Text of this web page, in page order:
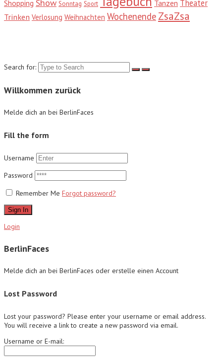
Shopping Show Sonntag Sport Tanzen Theater
Trinken Verlosung Weihnachten Wochenende ZsaZsa
Search for:
Willkommen zurück
Melde dich an bei BerlinFaces
Fill the form
Username
Password
Remember Me Forgot password?
Sign In
Login
BerlinFaces
Melde dich an bei BerlinFaces oder erstelle einen Account
Lost Password
Lost your password? Please enter your username or email address.
You will receive a link to create a new password via email.
Username or E-mail: